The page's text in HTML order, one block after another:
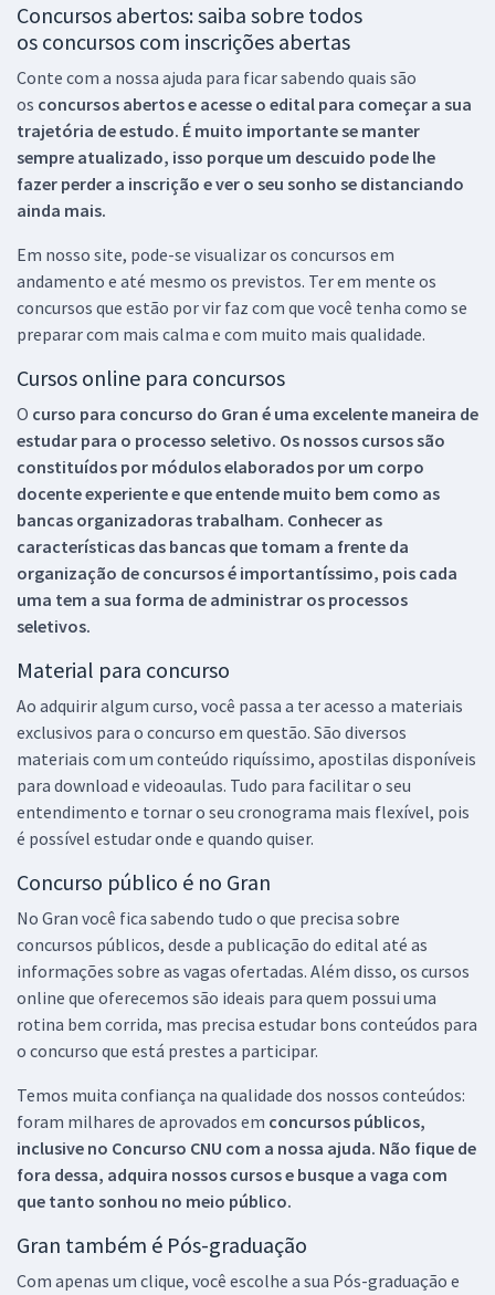
Concursos abertos: saiba sobre todos
os concursos com inscrições abertas
Conte com a nossa ajuda para ficar sabendo quais são
os concursos abertos e acesse o edital para começar a sua
trajetória de estudo. É muito importante se manter
sempre atualizado, isso porque um descuido pode lhe
fazer perder a inscrição e ver o seu sonho se distanciando
ainda mais.
Em nosso site, pode-se visualizar os concursos em
andamento e até mesmo os previstos. Ter em mente os
concursos que estão por vir faz com que você tenha como se
preparar com mais calma e com muito mais qualidade.
Cursos online para concursos
O curso para concurso do Gran é uma excelente maneira de
estudar para o processo seletivo. Os nossos cursos são
constituídos por módulos elaborados por um corpo
docente experiente e que entende muito bem como as
bancas organizadoras trabalham. Conhecer as
características das bancas que tomam a frente da
organização de concursos é importantíssimo, pois cada
uma tem a sua forma de administrar os processos
seletivos.
Material para concurso
Ao adquirir algum curso, você passa a ter acesso a materiais
exclusivos para o concurso em questão. São diversos
materiais com um conteúdo riquíssimo, apostilas disponíveis
para download e videoaulas. Tudo para facilitar o seu
entendimento e tornar o seu cronograma mais flexível, pois
é possível estudar onde e quando quiser.
Concurso público é no Gran
No Gran você fica sabendo tudo o que precisa sobre
concursos públicos, desde a publicação do edital até as
informações sobre as vagas ofertadas. Além disso, os cursos
online que oferecemos são ideais para quem possui uma
rotina bem corrida, mas precisa estudar bons conteúdos para
o concurso que está prestes a participar.
Temos muita confiança na qualidade dos nossos conteúdos:
foram milhares de aprovados em concursos públicos,
inclusive no Concurso CNU com a nossa ajuda. Não fique de
fora dessa, adquira nossos cursos e busque a vaga com
que tanto sonhou no meio público.
Gran também é Pós-graduação
Com apenas um clique, você escolhe a sua Pós-graduação e